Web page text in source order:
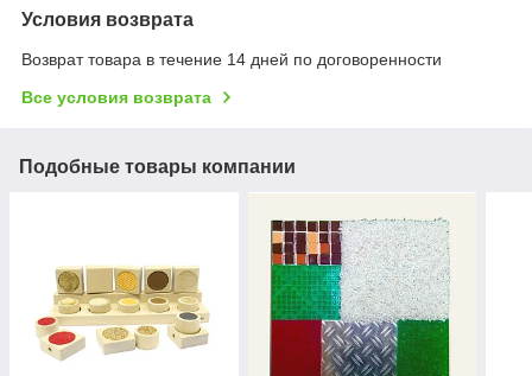
Условия возврата
Возврат товара в течение 14 дней по договоренности
Все условия возврата
Подобные товары компании